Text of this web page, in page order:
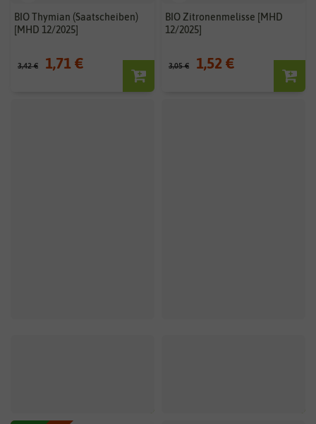
BIO Thymian (Saatscheiben)
[MHD 12/2025]
3,42 € 1,71 €
BIO Zitronenmelisse [MHD
12/2025]
3,05 € 1,52 €